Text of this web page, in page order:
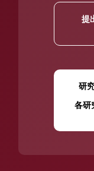
提
研
各研